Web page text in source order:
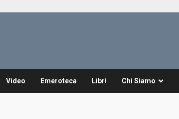
Video Emeroteca Libri Chi Siamo